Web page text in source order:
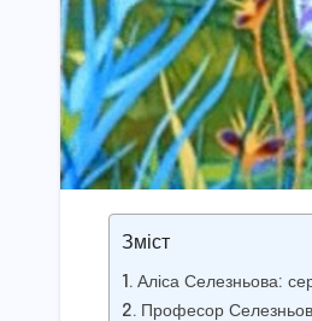
Зміст
Аліса Селезньова:
Професор